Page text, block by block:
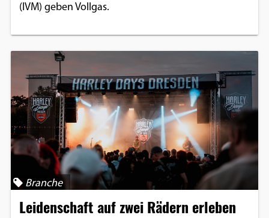
(IVM) geben Vollgas.
Branche
Leidenschaft auf zwei Rädern erleben